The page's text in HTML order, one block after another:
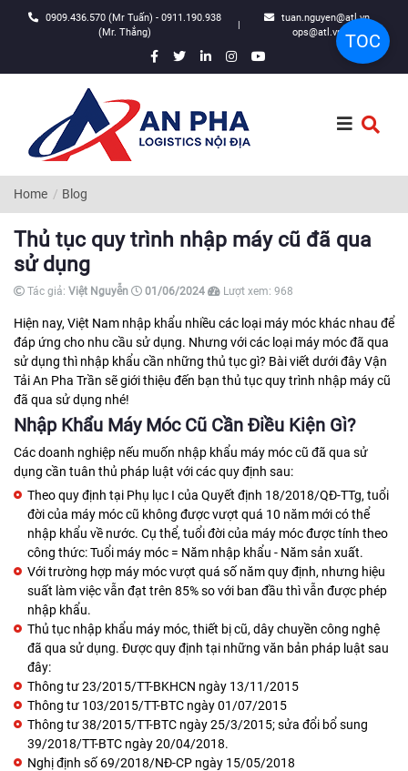
0909.436.570 (Mr Tuấn) - 0911.190.938
(Mr. Thắng)
|
tuan.nguyen@atl.vn,
ops@atl.vn
Home Blog
Thủ tục quy trình nhập máy cũ đã qua
sử dụng
Tác giả: Việt Nguyễn 01/06/2024 Lượt xem: 968
TOC
Hiện nay, Việt Nam nhập khẩu nhiều các loại máy móc khác nhau để
đáp ứng cho nhu cầu sử dụng. Nhưng với các loại máy móc đã qua
sử dụng thì nhập khẩu cần những thủ tục gì? Bài viết dưới đây Vận
Tải An Pha Trần sẽ giới thiệu đến bạn thủ tục quy trình nhập máy cũ
đã qua sử dụng nhé!
Nhập Khẩu Máy Móc Cũ Cần Điều Kiện Gì?
Các doanh nghiệp nếu muốn nhập khẩu máy móc cũ đã qua sử
dụng cần tuân thủ pháp luật với các quy định sau:
Theo quy định tại Phụ lục I của Quyết định 18/2018/QĐ-TTg, tuổi
đời của máy móc cũ không được vượt quá 10 năm mới có thể
nhập khẩu về nước. Cụ thể, tuổi đời của máy móc được tính theo
công thức: Tuổi máy móc = Năm nhập khẩu - Năm sản xuất.
Với trường hợp máy móc vượt quá số năm quy định, nhưng hiệu
suất làm việc vẫn đạt trên 85% so với ban đầu thì vẫn được phép
nhập khẩu.
Thủ tục nhập khẩu máy móc, thiết bị cũ, dây chuyền công nghệ
đã qua sử dụng. Được quy định tại những văn bản pháp luật sau
đây:
Thông tư 23/2015/TT-BKHCN ngày 13/11/2015
Thông tư 103/2015/TT-BTC ngày 01/07/2015
Thông tư 38/2015/TT-BTC ngày 25/3/2015; sửa đổi bổ sung
39/2018/TT-BTC ngày 20/04/2018.
Nghị định số 69/2018/NĐ-CP ngày 15/05/2018